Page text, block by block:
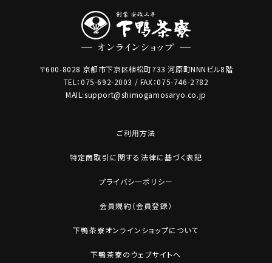
〒600-8028 京都市下京区植松町733 河原町NNNビル8階
TEL：075-692-2003 / FAX：075-746-2782
MAIL:support@shimogamosaryo.co.jp
ご利用方法
特定商取引に関する法律に基づく表記
プライバシーポリシー
会員規約（会員登録）
下鴨茶寮オンラインショップについて
下鴨茶寮のウェブサイトへ